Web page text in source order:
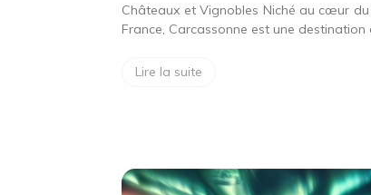
Châteaux et Vignobles Niché au cœur
France, Carcassonne est une destination
Lire la suite